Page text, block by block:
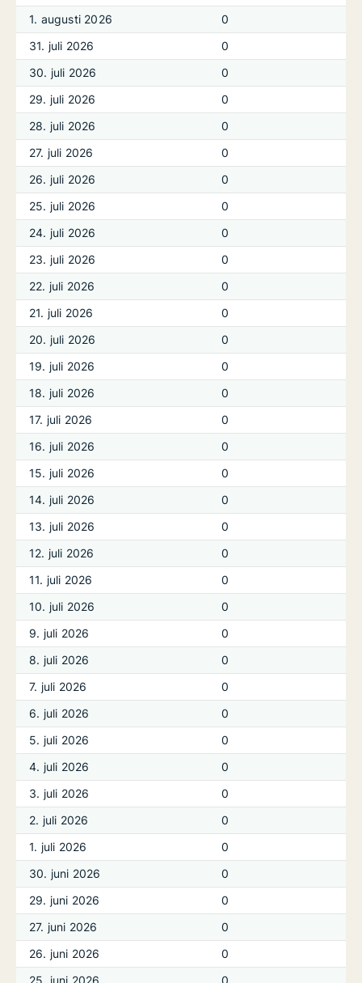
1. augusti 2026
0
31. juli 2026
0
30. juli 2026
0
29. juli 2026
0
28. juli 2026
0
27. juli 2026
0
26. juli 2026
0
25. juli 2026
0
24. juli 2026
0
23. juli 2026
0
22. juli 2026
0
21. juli 2026
0
20. juli 2026
0
19. juli 2026
0
18. juli 2026
0
17. juli 2026
0
16. juli 2026
0
15. juli 2026
0
14. juli 2026
0
13. juli 2026
0
12. juli 2026
0
11. juli 2026
0
10. juli 2026
0
9. juli 2026
0
8. juli 2026
0
7. juli 2026
0
6. juli 2026
0
5. juli 2026
0
4. juli 2026
0
3. juli 2026
0
2. juli 2026
0
1. juli 2026
0
30. juni 2026
0
29. juni 2026
0
27. juni 2026
0
26. juni 2026
0
25. juni 2026
0